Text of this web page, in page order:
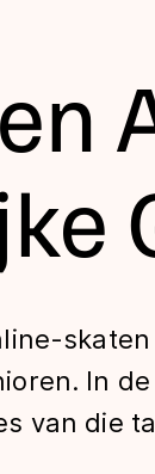
In
van die